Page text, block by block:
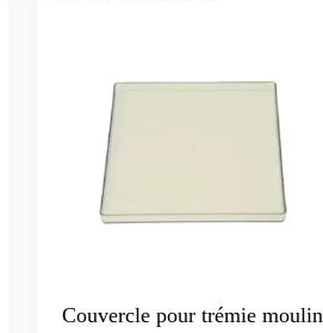
Couvercle pour trémie moulin